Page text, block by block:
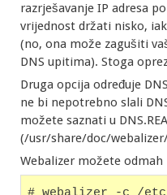
razrješavanje IP adresa
vrijednost držati nisko,
(no, ona može zagušiti
DNS upitima). Stoga
Druga opcija određuje DNS
ne bi nepotrebno slali
možete saznati u
(/usr/share/doc/webalizer/
Webalizer možete